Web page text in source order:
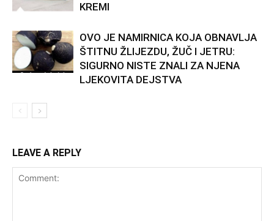
KREMI
OVO JE NAMIRNICA KOJA OBNAVLJA
ŠTITNU ŽLIJEZDU, ŽUČ I JETRU:
SIGURNO NISTE ZNALI ZA NJENA
LJEKOVITA DEJSTVA
LEAVE A REPLY